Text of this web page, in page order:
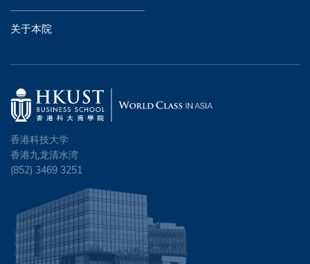
关于本院
香港科技大学
香港九龙清水湾
(852) 3469 3251